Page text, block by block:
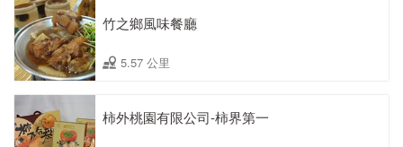
竹之鄉風味餐廳
5.57 公里
柿外桃園有限公司-柿界第一